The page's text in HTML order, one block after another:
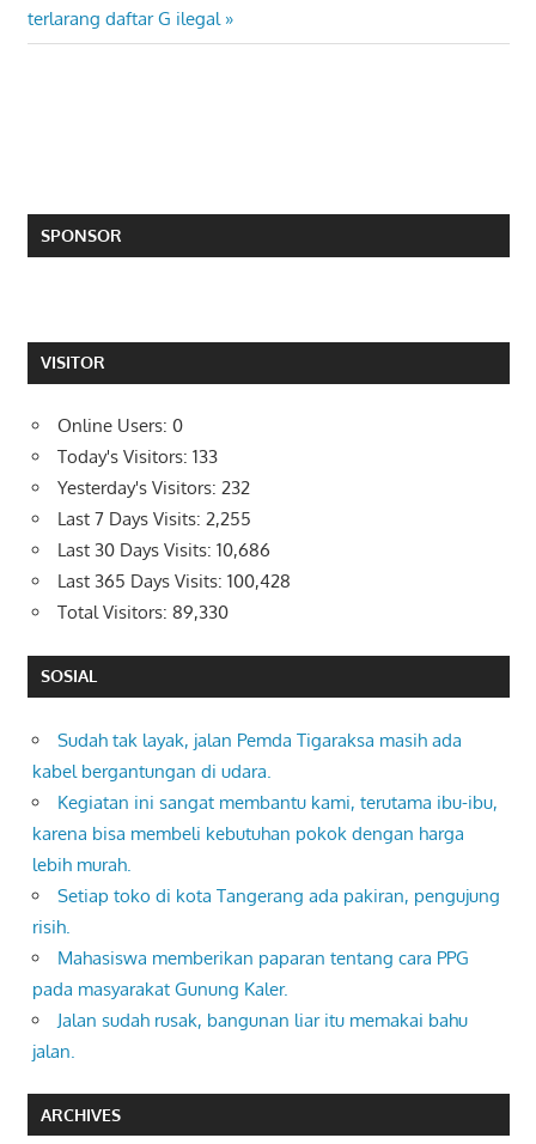
Post:
terlarang daftar G ilegal
SPONSOR
VISITOR
Online Users: 0
Today's Visitors: 133
Yesterday's Visitors: 232
Last 7 Days Visits: 2,255
Last 30 Days Visits: 10,686
Last 365 Days Visits: 100,428
Total Visitors: 89,330
SOSIAL
Sudah tak layak, jalan Pemda Tigaraksa masih ada
kabel bergantungan di udara.
Kegiatan ini sangat membantu kami, terutama ibu-ibu,
karena bisa membeli kebutuhan pokok dengan harga
lebih murah.
Setiap toko di kota Tangerang ada pakiran, pengujung
risih.
Mahasiswa memberikan paparan tentang cara PPG
pada masyarakat Gunung Kaler.
Jalan sudah rusak, bangunan liar itu memakai bahu
jalan.
ARCHIVES